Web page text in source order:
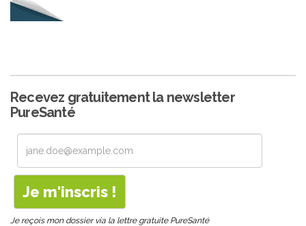
Recevez gratuitement la newsletter
PureSanté
Je reçois mon dossier via la lettre gratuite PureSanté